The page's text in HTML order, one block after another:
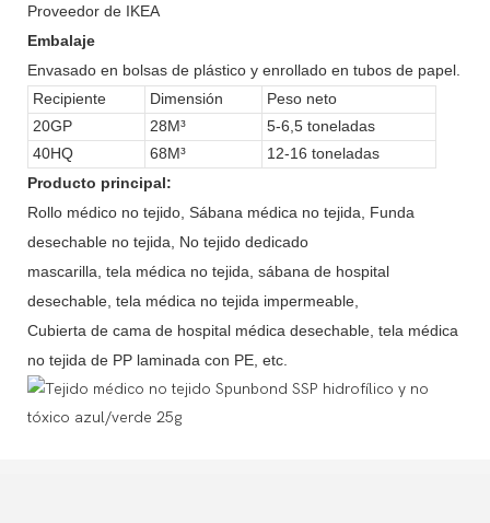
Proveedor de IKEA
Embalaje
Envasado en bolsas de plástico y enrollado en tubos de papel.
Recipiente
Dimensión
Peso neto
20GP
28M³
5-6,5 toneladas
40HQ
68M³
12-16 toneladas
Producto principal:
Rollo médico no tejido, Sábana médica no tejida, Funda
desechable no tejida, No tejido dedicado
mascarilla, tela médica no tejida, sábana de hospital
desechable, tela médica no tejida impermeable,
Cubierta de cama de hospital médica desechable, tela médica
no tejida de PP laminada con PE, etc.